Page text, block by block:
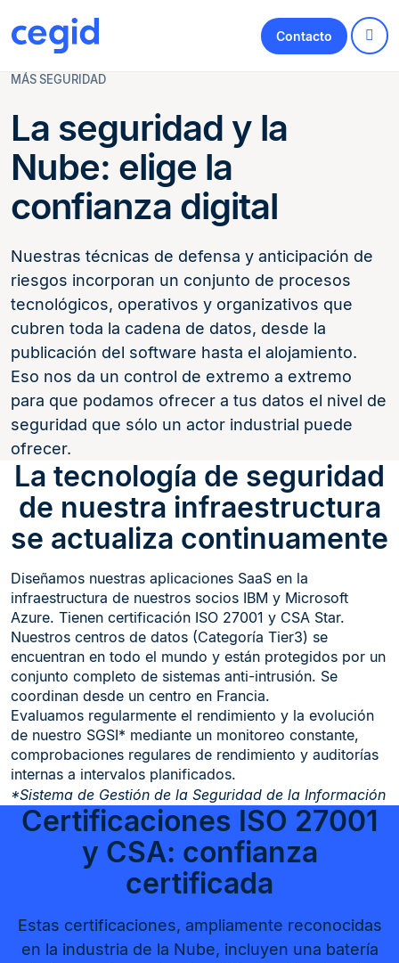
Contacto
MÁS SEGURIDAD
La seguridad y la
Nube: elige la
confianza digital
Nuestras técnicas de defensa y anticipación de
riesgos incorporan un conjunto de procesos
tecnológicos, operativos y organizativos que
cubren toda la cadena de datos, desde la
publicación del software hasta el alojamiento.
Eso nos da un control de extremo a extremo
para que podamos ofrecer a tus datos el nivel de
seguridad que sólo un actor industrial puede
ofrecer.
La tecnología de seguridad
de nuestra infraestructura
se actualiza continuamente
Diseñamos nuestras aplicaciones SaaS en la
infraestructura de nuestros socios IBM y Microsoft
Azure. Tienen certificación ISO 27001 y CSA Star.
Nuestros centros de datos (Categoría Tier3) se
encuentran en todo el mundo y están protegidos por un
conjunto completo de sistemas anti-intrusión. Se
coordinan desde un centro en Francia.
Evaluamos regularmente el rendimiento y la evolución
de nuestro SGSI* mediante un monitoreo constante,
comprobaciones regulares de rendimiento y auditorías
internas a intervalos planificados.
*Sistema de Gestión de la Seguridad de la Información
Certificaciones ISO 27001
y CSA: confianza
certificada
Estas certificaciones, ampliamente reconocidas
en la industria de la Nube, incluyen una batería